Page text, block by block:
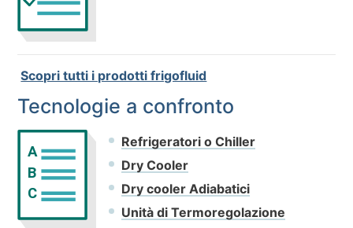
Scopri tutti i prodotti frigofluid
Tecnologie a confronto
A
B
C
Refrigeratori o Chiller
Dry Cooler
Dry cooler Adiabatici
Unità di Termoregolazione